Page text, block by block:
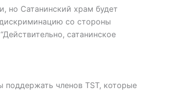
но Сатанинский храм будет
со стороны
сатанинское
поддержать членов TST, которые